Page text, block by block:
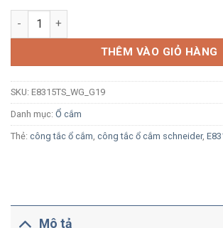
Ổ cắm đơn đa năng có công tắc Schneider
THÊM VÀO GIỎ HÀNG
SKU: E8315TS_WG_G19
Danh mục: Ổ cắm
Thẻ: công tắc ổ cắm công tắc ổ cắm schneider,
Mô tả